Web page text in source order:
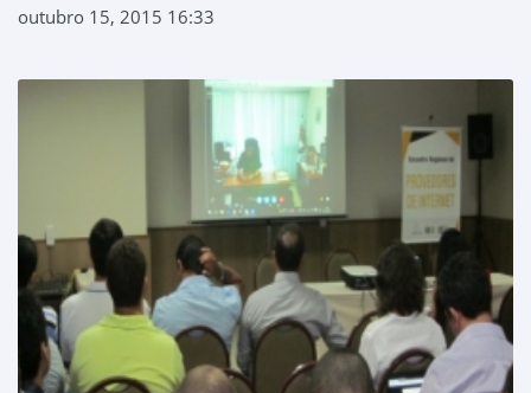
outubro 15, 2015 16:33